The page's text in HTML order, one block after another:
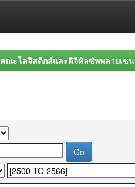
คณะโลจิสติกส์และดิจิทัลซัพพลายเชน